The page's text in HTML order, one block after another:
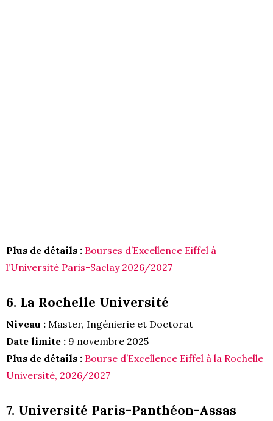
Plus de détails : Bourses d’Excellence Eiffel à
l’Université Paris-Saclay 2026/2027
6. La Rochelle Université
Niveau : Master, Ingénierie et Doctorat
Date limite : 9 novembre 2025
Plus de détails : Bourse d’Excellence Eiffel à la Rochelle
Université, 2026/2027
7. Université Paris-Panthéon-Assas